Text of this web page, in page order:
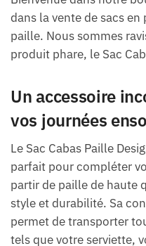
dans la vente de sacs
paille. Nous sommes
produit phare, le Sac
Un accessoire
vos journées
Le Sac Cabas Paille
parfait pour compléter
partir de paille de haute
style et durabilité. Sa
permet de transporter
tels que votre serviette,